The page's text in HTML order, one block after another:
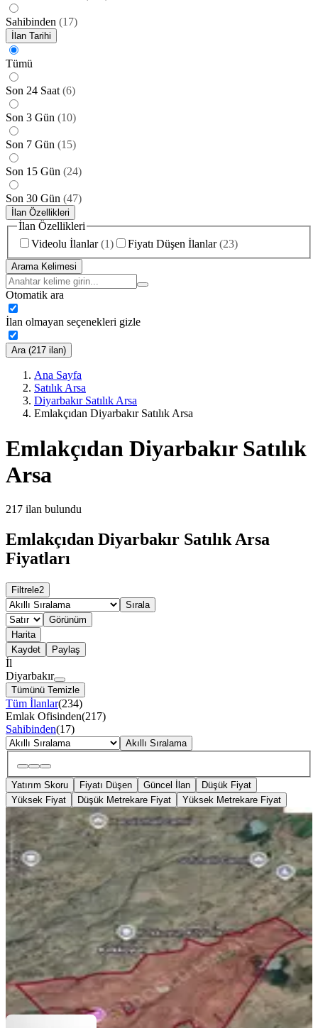
Sahibinden (17)
İlan Tarihi
Tümü
Son 24 Saat (6)
Son 3 Gün (10)
Son 7 Gün (15)
Son 15 Gün (24)
Son 30 Gün (47)
İlan Özellikleri
İlan Özellikleri
Videolu İlanlar (1) Fiyatı Düşen İlanlar (23)
Arama Kelimesi
Otomatik ara
İlan olmayan seçenekleri gizle
Ara (217 ilan)
Ana Sayfa
Satılık Arsa
Diyarbakır Satılık Arsa
Emlakçıdan Diyarbakır Satılık Arsa
Emlakçıdan Diyarbakır Satılık
Arsa
217 ilan bulundu
Emlakçıdan Diyarbakır Satılık Arsa
Fiyatları
Filtrele2
Sırala
Görünüm
Harita
Kaydet
Paylaş
İl
Diyarbakır
Tümünü Temizle
Tüm İlanlar(234)
Emlak Ofisinden(217)
Sahibinden(17)
Akıllı Sıralama
Yatırım Skoru Fiyatı Düşen Güncel İlan
Düşük Fiyat
Yüksek Fiyat
Düşük Metrekare Fiyat Yüksek Metrekare Fiyat
YENİ
Alatosun 206 Da Satılık
Diyarbakır, Bağlar
5224 m²
· 431/m² ·
2.250.000 ₺
SEYİDOĞLU EMLAKAbdurrahman Karacadağ
Ara